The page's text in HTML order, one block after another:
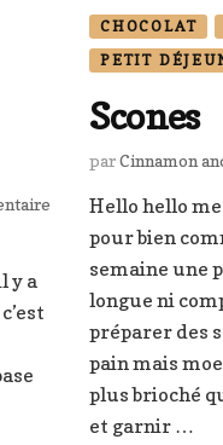
étoilée
nocciolata
y a
CHOCOLAT
PETIT
Scones
parCinnamon
Hello hello
pour bien
semaine une
longue ni
préparer des
pain mais
plus brioché
et garnir …